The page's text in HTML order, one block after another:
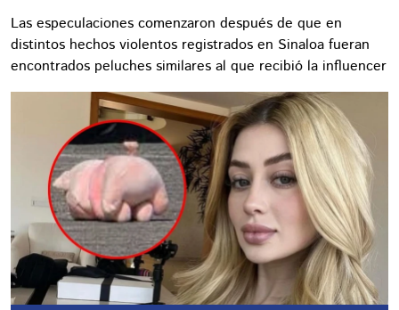
Las especulaciones comenzaron después de que en
distintos hechos violentos registrados en Sinaloa fueran
encontrados peluches similares al que recibió la influencer